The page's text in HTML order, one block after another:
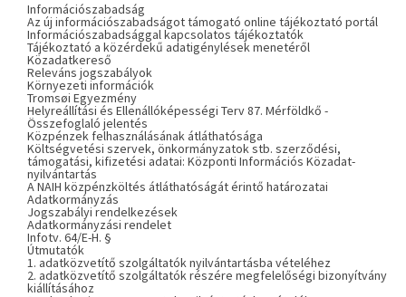
Információszabadság
Az új információszabadságot támogató online tájékoztató portál
Információszabadsággal kapcsolatos tájékoztatók
Tájékoztató a közérdekű adatigénylések menetéről
Közadatkereső
Releváns jogszabályok
Környezeti információk
Tromsøi Egyezmény
Helyreállítási és Ellenállóképességi Terv 87. Mérföldkő -
Összefoglaló jelentés
Közpénzek felhasználásának átláthatósága
Költségvetési szervek, önkormányzatok stb. szerződési,
támogatási, kifizetési adatai: Központi Információs Közadat-
nyilvántartás
A NAIH közpénzköltés átláthatóságát érintő határozatai
Adatkormányzás
Jogszabályi rendelkezések
Adatkormányzási rendelet
Infotv. 64/E-H. §
Útmutatók
1. adatközvetítő szolgáltatók nyilvántartásba vételéhez
2. adatközvetítő szolgáltatók részére megfelelőségi bizonyítvány
kiállításához